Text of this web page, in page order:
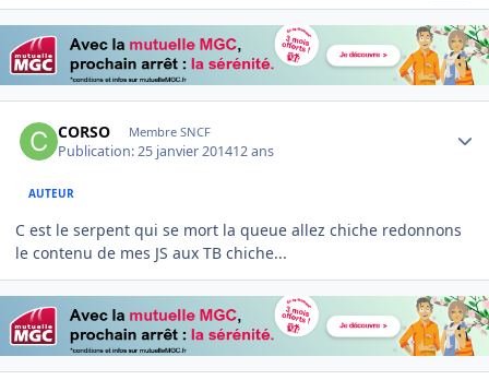
CORSO Membre SNCF
Publication:25 janvier 201412 ans
AUTEUR
C est le serpent qui se mort la queue allez chiche redonnons
le contenu de mes JS aux TB chiche...